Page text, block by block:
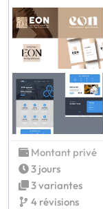
Montant privé
3 jours
3 variantes
4 révisions